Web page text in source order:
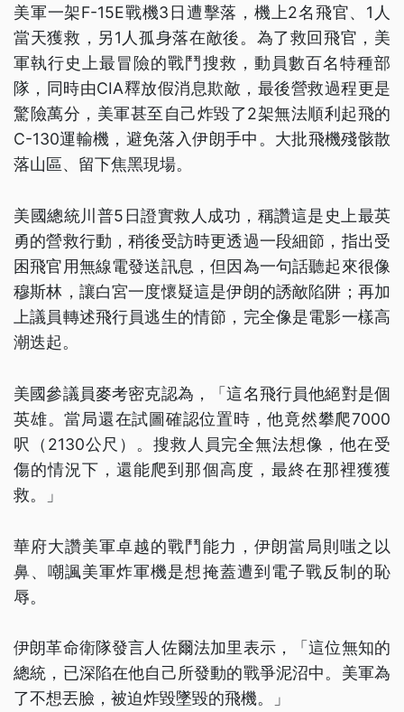
美軍一架F-15E戰機3日遭擊落，機上2名飛官、1人
當天獲救，另1人孤身落在敵後。為了救回飛官，美
軍執行史上最冒險的戰鬥搜救，動員數百名特種部
隊，同時由CIA釋放假消息欺敵，最後營救過程更是
驚險萬分，美軍甚至自己炸毀了2架無法順利起飛的
C-130運輸機，避免落入伊朗手中。大批飛機殘骸散
落山區、留下焦黑現場。
美國總統川普5日證實救人成功，稱讚這是史上最英
勇的營救行動，稍後受訪時更透過一段細節，指出受
困飛官用無線電發送訊息，但因為一句話聽起來很像
穆斯林，讓白宮一度懷疑這是伊朗的誘敵陷阱；再加
上議員轉述飛行員逃生的情節，完全像是電影一樣高
潮迭起。
美國參議員麥考密克認為，「這名飛行員他絕對是個
英雄。當局還在試圖確認位置時，他竟然攀爬7000
呎（2130公尺）。搜救人員完全無法想像，他在受
傷的情況下，還能爬到那個高度，最終在那裡獲獲
救。」
華府大讚美軍卓越的戰鬥能力，伊朗當局則嗤之以
鼻、嘲諷美軍炸軍機是想掩蓋遭到電子戰反制的恥
辱。
伊朗革命衛隊發言人佐爾法加里表示，「這位無知的
總統，已深陷在他自己所發動的戰爭泥沼中。美軍為
了不想丟臉，被迫炸毀墜毀的飛機。」